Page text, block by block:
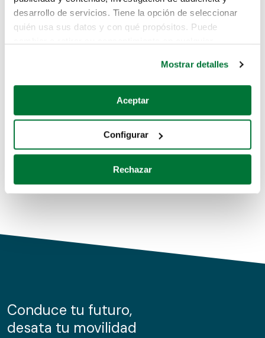
desarrollo de servicios. Tiene la opción de seleccionar
quién usa sus datos y con qué propósitos. Puede
Si lo permite, también quisiéramos:
Recopilar información sobre su ubicación geográfica
Identificar su dispositivo analizándolo activamente
para buscar características específicas (huellas
Obtenga más información sobre cómo se procesan sus
de cookies.
información sobre el uso que haga del sitio web con
nuestros partners de redes sociales, publicidad y análisis
Mostrar detalles
Aceptar
Configurar
Rechazar
Pero puedes encontrar el coche que estás
buscando en alguno de estos enlaces:
Coches de segunda mano
Coches de km0
Conduce tu futuro,
desata tu movilidad